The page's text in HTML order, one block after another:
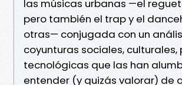
las músicas urbanas —el
pero también el trap y el
otras— conjugada con un
coyunturas sociales, culturales,
tecnológicas que las han
entender (y quizás valorar) de